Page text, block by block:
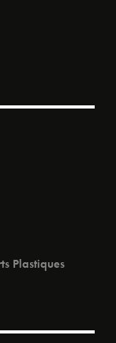
Plastiques